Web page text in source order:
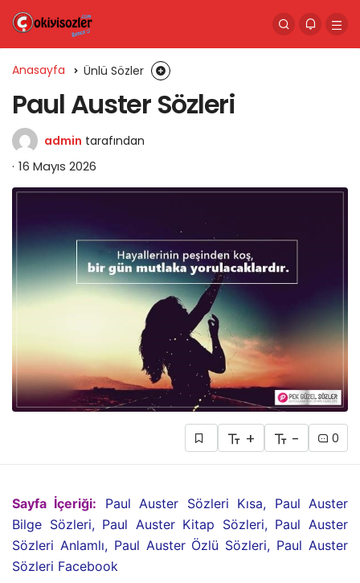
Anasayfa Ünlü Sözler
Paul Auster Sözleri
admin tarafından
16 Mayıs 2026
+ - 0
Sayfa İçeriği:
Paul Auster Sözleri Kısa, Paul Auster
Bilge Sözleri, Paul Auster Kitap Sözleri, Paul Auster
Sözleri Anlamlı, Paul Auster Özlü Sözleri, Paul Auster
Sözleri Facebook